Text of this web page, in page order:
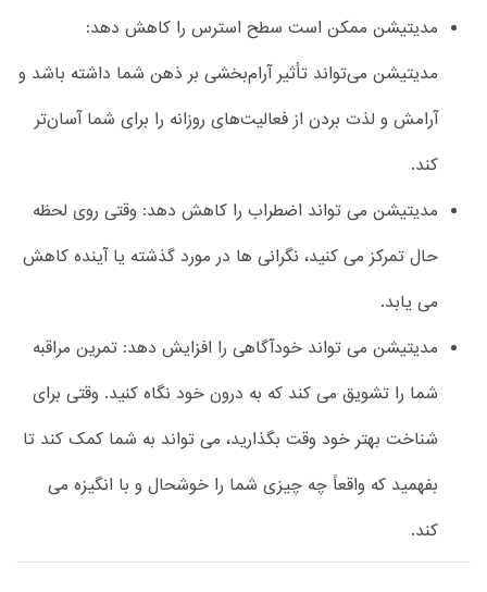
مدیتیشن ممکن است سطح استرس را کاهش دهد:
مدیتیشن می‌تواند تأثیر آرام‌بخشی بر ذهن شما داشته باشد و
آرامش و لذت بردن از فعالیت‌های روزانه را برای شما آسان‌تر
کند.
مدیتیشن می تواند اضطراب را کاهش دهد: وقتی روی لحظه
حال تمرکز می کنید، نگرانی ها در مورد گذشته یا آینده کاهش
می یابد.
مدیتیشن می تواند خودآگاهی را افزایش دهد: تمرین مراقبه
شما را تشویق می کند که به درون خود نگاه کنید. وقتی برای
شناخت بهتر خود وقت بگذارید، می تواند به شما کمک کند تا
بفهمید که واقعاً چه چیزی شما را خوشحال و با انگیزه می
کند.